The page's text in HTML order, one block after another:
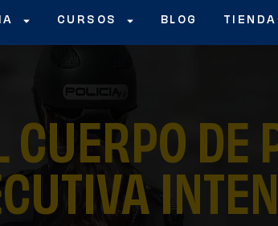
CURSOS BLOG TIENDA
CUERPO DE